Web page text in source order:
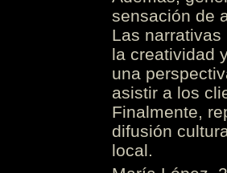
sensación de
Las
la creatividad
una
asistir a los
Finalmente,
difusión
local.